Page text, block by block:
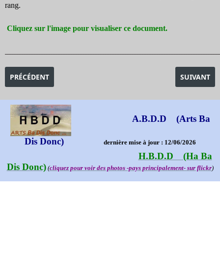
rang.
Cliquez sur l'image pour visualiser ce document.
ARTICLE PRÉCÉDENT : EXPOSITION BASQUIAT -
PRÉCÉDENT ARTICLE
SUIVANT
A.B.D.D (Arts Ba
Dis Donc) dernière mise à jour : 12/06/2026
H.B.D.D (Ha Ba
Dis Donc)(cliquez pour voir des photos -pays principalement- sur flickr)